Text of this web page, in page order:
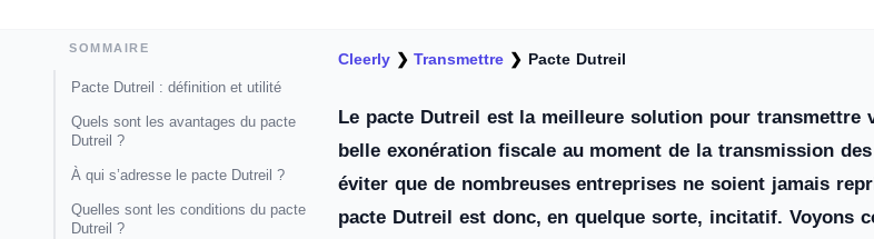
SOMMAIRE
Pacte Dutreil : définition et utilité
Quels sont les avantages du pacte
Dutreil ?
À qui s’adresse le pacte Dutreil ?
Quelles sont les conditions du pacte
Dutreil ?
Cleerly ❯Transmettre ❯ Pacte Dutreil
Le pacte Dutreil est la meilleure solution pour
belle exonération fiscale au moment de la transmission
éviter que de nombreuses entreprises ne soient jamais
pacte Dutreil est donc, en quelque sorte, incitatif. Voyons